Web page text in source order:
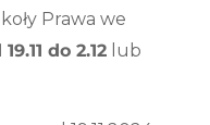
Prawa we
do 2.12lub